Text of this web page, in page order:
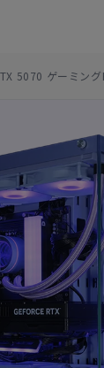
5070 ゲーミン